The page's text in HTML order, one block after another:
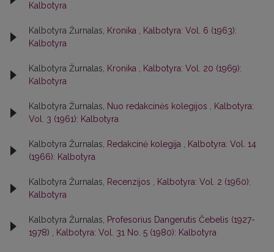
Kalbotyra
Kalbotyra Žurnalas, Kronika
Kalbotyra: Vol. 6 (1963):
Kalbotyra
Kalbotyra Žurnalas, Kronika
Kalbotyra: Vol. 20 (1969):
Kalbotyra
Kalbotyra Žurnalas, Nuo redakcinės kolegijos
Kalbotyra:
Vol. 3 (1961): Kalbotyra
Kalbotyra Žurnalas, Redakcinė kolegija
Kalbotyra: Vol. 14
(1966): Kalbotyra
Kalbotyra Žurnalas, Recenzijos
Kalbotyra: Vol. 2 (1960):
Kalbotyra
Kalbotyra Žurnalas,
Profesorius Dangerutis Čebelis (1927-
1978)
Kalbotyra: Vol. 31 No. 5 (1980): Kalbotyra